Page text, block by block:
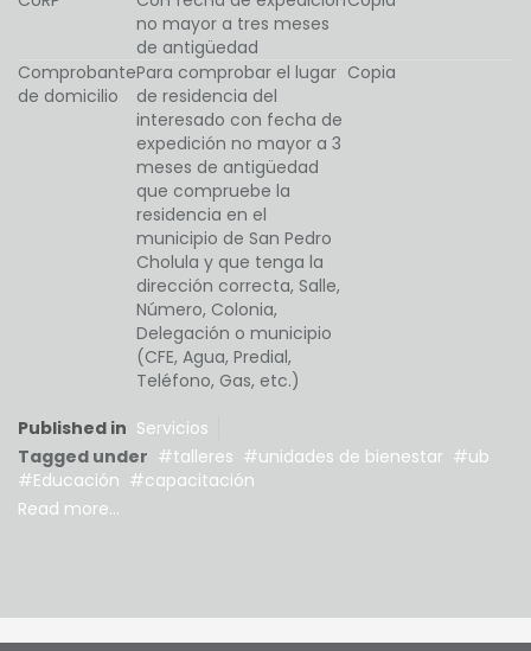
no mayor a tres meses
de antigüedad
Comprobante
de domicilio
Para comprobar el lugar
de residencia del
interesado con fecha de
expedición no mayor a 3
meses de antigüedad
que compruebe la
residencia en el
municipio de San Pedro
Cholula y que tenga la
dirección correcta, Salle,
Número, Colonia,
Delegación o municipio
(CFE, Agua, Predial,
Teléfono, Gas, etc.)
Copia
Published in Servicios
Tagged under
talleres unidades de bienestar
ub
Educación
capacitación
Read more...